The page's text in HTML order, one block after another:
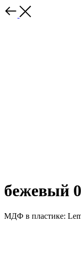
бежевый
МДФ в пластике: